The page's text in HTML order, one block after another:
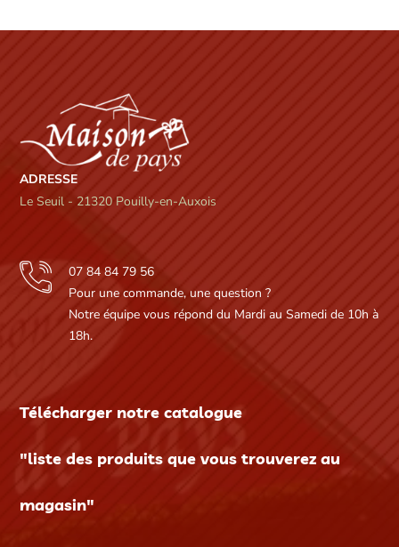
ADRESSE
Le Seuil - 21320 Pouilly-en-Auxois
07 84 84 79 56
Pour une commande, une question ?
Notre équipe vous répond du Mardi au Samedi de 10h à
18h.
Télécharger notre catalogue
"liste des produits que vous trouverez au
magasin"